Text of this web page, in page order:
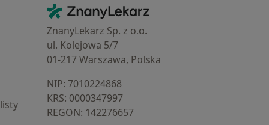
Kontakt
ZnanyLekarz - Strona główna
ZnanyLekarz Sp. z o.o.
ul. Kolejowa 5/7
01-217 Warszawa, Polska
NIP: ⁠7010224868
KRS: ⁠0000347997
REGON: ⁠142276657